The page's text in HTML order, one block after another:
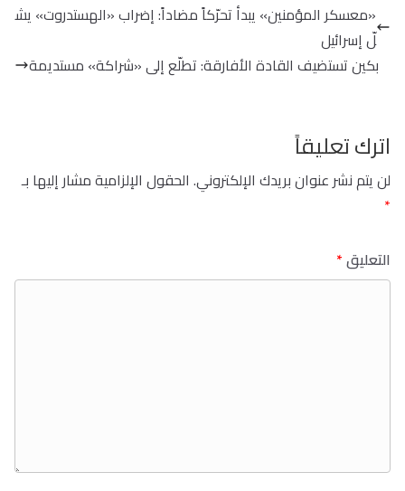
«معسكر المؤمنين» يبدأ تحرّكاً مضاداً: إضراب «الهستدروت» يش
لّ إسرائيل
بكين تستضيف القادة الأفارقة: تطلّع إلى «شراكة» مستديمة
اترك تعليقاً
لن يتم نشر عنوان بريدك الإلكتروني. الحقول الإلزامية مشار إليها بـ
*
التعليق*